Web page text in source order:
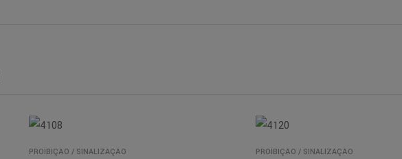
PROÍBIÇÃO / SINALIZAÇÃO PROÍBIÇÃO / SINALIZAÇÃO